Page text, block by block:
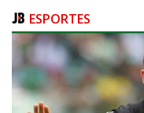
ESPORTES